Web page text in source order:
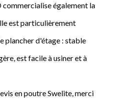
également la
est particulièrement
plancher d'étage : stable
est facile à usiner et à
en poutre Swelite, merci